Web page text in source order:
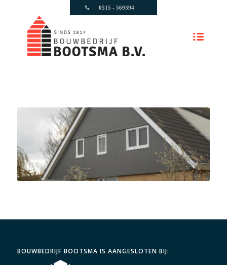
0515 - 569394
BOUWBEDRIJF BOOTSMA IS AANGESLOTEN BIJ: